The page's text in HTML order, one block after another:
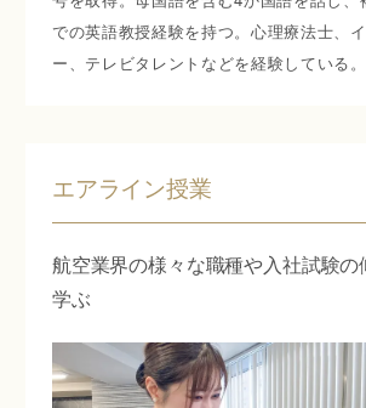
での英語教授経験を持つ。心理療法士、
ー、テレビタレントなどを経験している。
エアライン授業
航空業界の様々な職種や入社試験の
学ぶ